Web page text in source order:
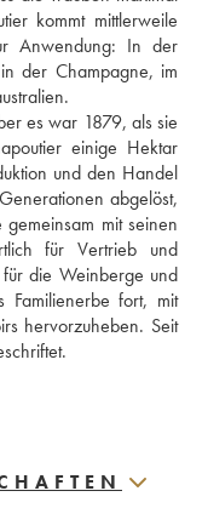
kommt mittlerweile
Anwendung: In der
der Champagne, im
es war 1879, als sie
einige Hektar
und den Handel
abgelöst,
mit seinen
für Vertrieb und
für die Weinberge und
Familienerbe fort, mit
hervorzuheben. Seit